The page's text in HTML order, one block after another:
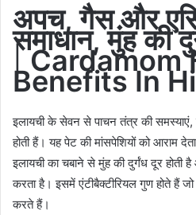
अपच, गैस और
समाधान, मुंह की
|Cardamom
Benefits In
इलायची के सेवन से पाचन तंत्र की
होती हैं। यह पेट की मांसपेशियों को आराम
इलायची का चबाने से मुंह की दुर्गंध दूर
करता है। इसमें एंटीबैक्टीरियल गुण होते हैं
करते हैं।